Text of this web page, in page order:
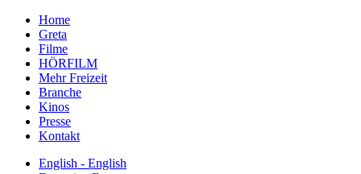
Home
Greta
Filme
HÖRFILM
Mehr Freizeit
Branche
Kinos
Presse
Kontakt
English - English